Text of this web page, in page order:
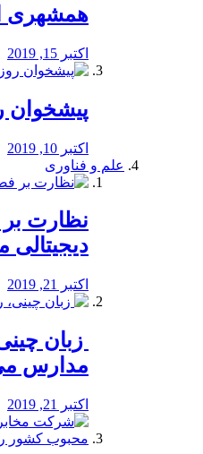
همشهری
اکتبر 15, 2019
پیشخوان
اکتبر 10, 2019
علم و فناوری
نظارت
اکتبر 21, 2019
زبان
مدارس
اکتبر 21, 2019